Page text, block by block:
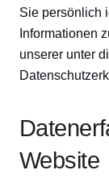
Sie persönlich
Informationen
unserer unter
Website